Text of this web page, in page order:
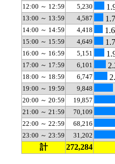
12:00 ～ 12:59 5,230
13:00 ～ 13:59 4,587
14:00 ～ 14:59 4,418
15:00 ～ 15:59 4,649
16:00 ～ 16:59 5,151
17:00 ～ 17:59 6,101
18:00 ～ 18:59 6,747
19:00 ～ 19:59 9,848
20:00 ～ 20:59
19,857
21:00 ～ 21:59
70,109
22:00 ～ 22:59
68,216
23:00 ～ 23:59
31,202
計 272,284